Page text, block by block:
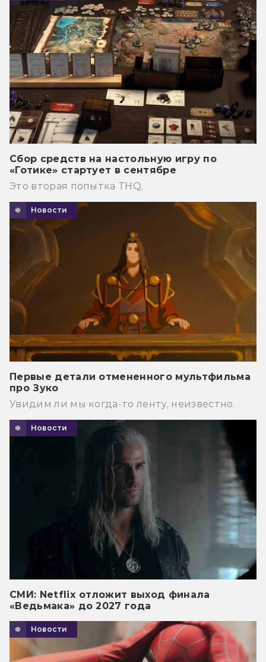
Сбор средств на настольную игру по
«Готике» стартует в сентябре
Это вторая попытка THQ.
Новости
Первые детали отмененного мультфильма
про Зуко
Увидим ли мы когда-то ленту, неизвестно.
Новости
СМИ: Netflix отложит выход финала
«Ведьмака» до 2027 года
Новости